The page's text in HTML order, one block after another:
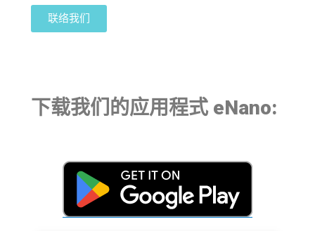
联络我们
下载我们的应用程式 eNano: